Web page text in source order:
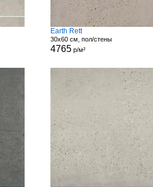
Earth Rett
30x60 см, пол/стены
4765р/м²